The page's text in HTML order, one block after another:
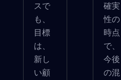
スで
も、
目標
は、
新し
い顧
確実
性の
時点
で、
今後
の混